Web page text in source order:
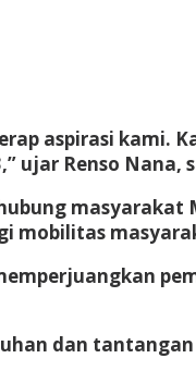
aspirasi kami.
Renso Nana,
masyarakat
mobilitas
dan